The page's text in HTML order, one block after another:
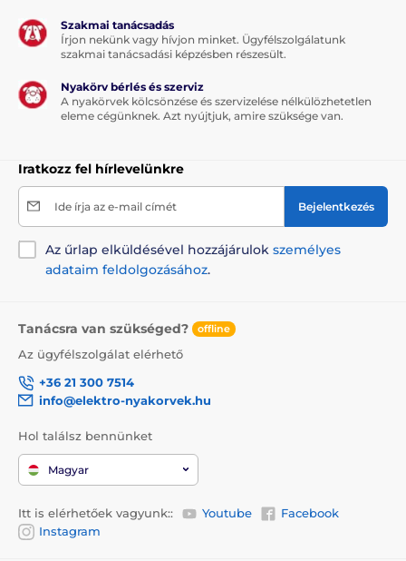
Szakmai tanácsadás
Írjon nekünk vagy hívjon minket. Ügyfélszolgálatunk
szakmai tanácsadási képzésben részesült.
Nyakörv bérlés és szerviz
A nyakörvek kölcsönzése és szervizelése nélkülözhetetlen
eleme cégünknek. Azt nyújtjuk, amire szüksége van.
Iratkozz fel hírlevelünkre
Ide írja az e-mail címét Bejelentkezés
Az űrlap elküldésével hozzájárulok személyes
adataim feldolgozásához.
Tanácsra van szükséged? offline
Az ügyfélszolgálat elérhető
+36 21 300 7514
info@elektro-nyakorvek.hu
Hol találsz bennünket
Magyar
Itt is elérhetőek vagyunk:: Youtube
Facebook
Instagram